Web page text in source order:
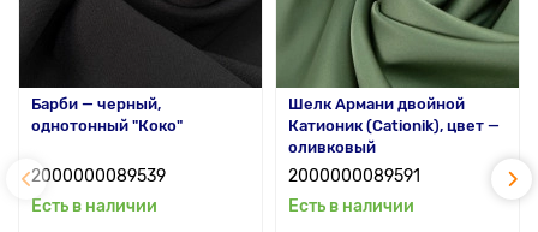
Барби — черный,
однотонный "Коко"
2000000089539
Есть в наличии
Шелк Армани двойной
Катионик (Cationik), цвет —
оливковый
2000000089591
Есть в наличии